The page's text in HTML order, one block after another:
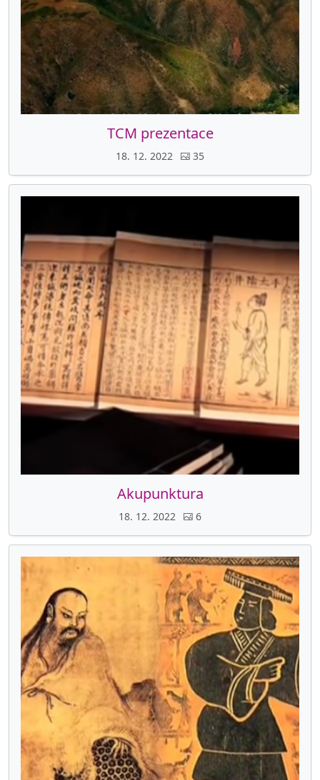
TCM prezentace
18. 12. 2022 35
Akupunktura
18. 12. 2022 6